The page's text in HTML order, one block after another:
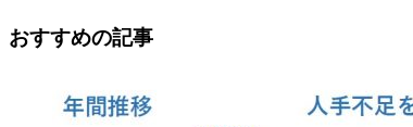
おすすめの記事